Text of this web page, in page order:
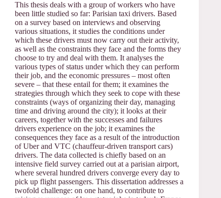
This thesis deals with a group of workers who have
been little studied so far: Parisian taxi drivers. Based
on a survey based on interviews and observing
various situations, it studies the conditions under
which these drivers must now carry out their activity,
as well as the constraints they face and the forms they
choose to try and deal with them. It analyses the
various types of status under which they can perform
their job, and the economic pressures – most often
severe – that these entail for them; it examines the
strategies through which they seek to cope with these
constraints (ways of organizing their day, managing
time and driving around the city); it looks at their
careers, together with the successes and failures
drivers experience on the job; it examines the
consequences they face as a result of the introduction
of Uber and VTC (chauffeur-driven transport cars)
drivers. The data collected is chiefly based on an
intensive field survey carried out at a parisian airport,
where several hundred drivers converge every day to
pick up flight passengers. This dissertation addresses a
twofold challenge: on one hand, to contribute to